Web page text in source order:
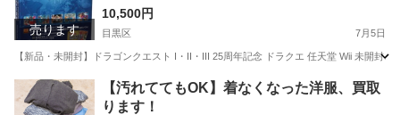
売ります
10,500円
目黒区 7月5日
【新品・未開封】ドラゴンクエスト I・II・III 25周年記念 ドラクエ 任天堂 Wii 未開
東京 目黒区 テレビゲーム ドラクエ
【汚れててもOK】着なくなった洋服、買取
ります！